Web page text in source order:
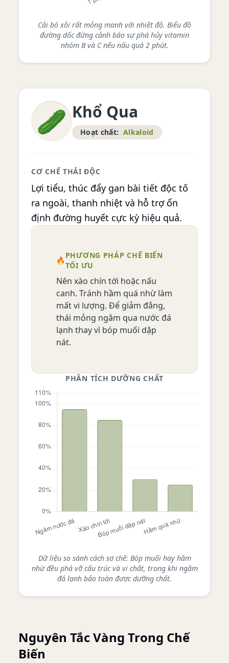
Cải bó xôi rất mỏng manh với nhiệt độ. Biểu đồ
đường dốc đứng cảnh báo sự phá hủy vitamin
nhóm B và C nếu nấu quá 2 phút.
🥒 Khổ Qua
Hoạt chất: Alkaloid
CƠ CHẾ THẢI ĐỘC
Lợi tiểu, thúc đẩy gan bài tiết độc tố
ra ngoài, thanh nhiệt và hỗ trợ ổn
định đường huyết cực kỳ hiệu quả.
🔥
PHƯƠNG PHÁP CHẾ BIẾN
TỐI ƯU
Nên xào chín tới hoặc nấu
canh. Tránh hầm quá nhừ làm
mất vi lượng. Để giảm đắng,
thái mỏng ngâm qua nước đá
lạnh thay vì bóp muối dập
nát.
PHÂN TÍCH DƯỠNG CHẤT
Dữ liệu so sánh cách sơ chế: Bóp muối hay hầm
nhừ đều phá vỡ cấu trúc và vi chất, trong khi ngâm
đá lạnh bảo toàn được dưỡng chất.
Nguyên Tắc Vàng Trong Chế
Biến